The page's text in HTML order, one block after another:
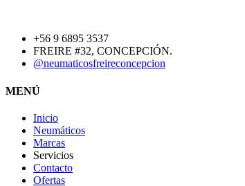
+56 9 6895 3537
FREIRE #32, CONCEPCIÓN.
@neumaticosfreireconcepcion
MENÚ
Inicio
Neumáticos
Marcas
Servicios
Contacto
Ofertas